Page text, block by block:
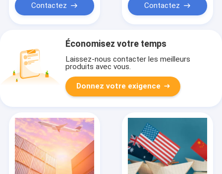
Contactez Contactez
Économisez votre temps
Laissez-nous contacter les meilleurs
produits avec vous.
Donnez votre exigence